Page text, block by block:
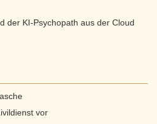
der KI-Psychopath aus der Cloud
vor